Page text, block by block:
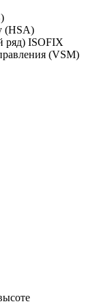
(HSA)
ряд) ISOFIX
(VSM)